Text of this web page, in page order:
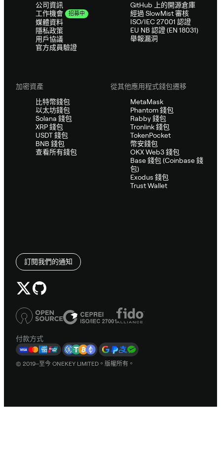
公司資訊
工作機會
招募中
媒體資料
隱私政策
用戶協議
官方成員驗證
GitHub 上的開源倉庫
經過 SlowMist 審核
ISO/IEC 27001 認證
EU NB 認證 (EN 18031)
舉報漏洞
加密資產
比特幣錢包
以太坊錢包
Solana 錢包
XRP 錢包
USDT 錢包
BNB 錢包
查看所有錢包
從其他應用程式錢包遷移
MetaMask
Phantom 錢包
Rabby 錢包
Tronlink 錢包
TokenPocket
幣安錢包
OKX Web3 錢包
Base 錢包 (Coinbase 錢
包)
Exodus 錢包
Trust Wallet
訂閱我們的通知
付款方式
© 2019–至今 ONEKEY LIMITED。版權所有。